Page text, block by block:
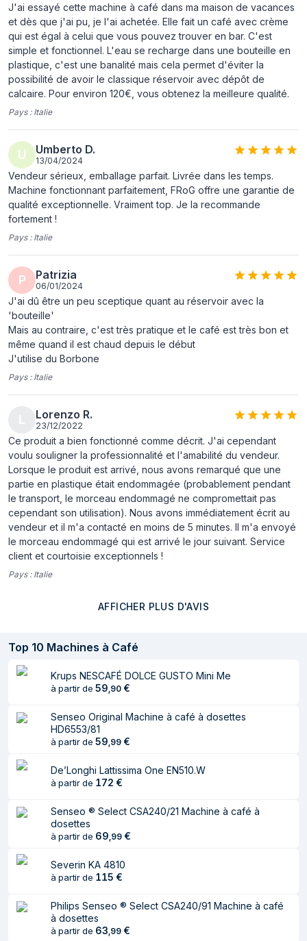
Capacité du
réservoir d'eau
1,5 L
Type d'entrée à
café
Dosette de café
Réservoir de café Tasse
Capacité en tasses
Pression maximum 15 bar
Nombre de becs 1
chauffage
Pays d'origine
Certification
Ergonomie
Couleur du produit Noir, Ivoire
Type de
Écran integré
Matériau du
boîtier/corps
Métal, Thermoplastique
Réservoir d'eau
amovible
Oui
Longueur du câble 1,2 m
Lumière
d'indication
Oui
Compartiment de
Fabrication de café
Informations sur l'emballage
Largeur du colis 220 mm
Profondeur du colis 350 mm
Hauteur du colis 400 mm
J'ai essayé cette machine à café dans ma maison de vacances
et dès que j'ai pu, je l'ai achetée. Elle fait un café avec crème
qui est égal à celui que vous pouvez trouver en bar. C'est
simple et fonctionnel. L'eau se recharge dans une bouteille en
plastique, c'est une banalité mais cela permet d'éviter la
possibilité de avoir le classique réservoir avec dépôt de
calcaire. Pour environ 120€, vous obtenez la meilleure qualité.
Pays : Italie
U Umberto D.
13/04/2024
Vendeur sérieux, emballage parfait. Livrée dans les temps.
Machine fonctionnant parfaitement, FRoG offre une garantie de
qualité exceptionnelle. Vraiment top. Je la recommande
fortement !
Pays : Italie
P Patrizia
06/01/2024
J'ai dû être un peu sceptique quant au réservoir avec la
'bouteille'
Mais au contraire, c'est très pratique et le café est très bon et
même quand il est chaud depuis le début
J'utilise du Borbone
Pays : Italie
Lorenzo R.
23/12/2022
Ce produit a bien fonctionné comme décrit. J'ai cependant
voulu souligner la professionnalité et l'amabilité du vendeur.
Lorsque le produit est arrivé, nous avons remarqué que une
partie en plastique était endommagée (probablement pendant
le transport, le morceau endommagé ne compromettait pas
cependant son utilisation). Nous avons immédiatement écrit au
vendeur et il m'a contacté en moins de 5 minutes. Il m'a envoyé
le morceau endommagé qui est arrivé le jour suivant. Service
client et courtoisie exceptionnels !
Pays : Italie
AFFICHER PLUS D'AVIS
Top 10 Machines à Café
Krups NESCAFÉ DOLCE GUSTO Mini Me
à partir de 59 90 €
Senseo Original Machine à café à dosettes
HD6553/81
à partir de 59 99 €
De’Longhi Lattissima One EN510.W
à partir de 172 €
Senseo ® Select CSA240/21 Machine à café à
dosettes
à partir de 69 99 €
Severin KA 4810
à partir de 115 €
Philips Senseo ® Select CSA240/91 Machine à café
à dosettes
à partir de 63 99 €